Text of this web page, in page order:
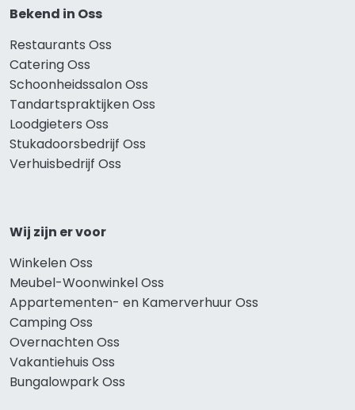
Bekend in Oss
Restaurants Oss
Catering Oss
Schoonheidssalon Oss
Tandartspraktijken Oss
Loodgieters Oss
Stukadoorsbedrijf Oss
Verhuisbedrijf Oss
Wij zijn er voor
Winkelen Oss
Meubel-Woonwinkel Oss
Appartementen- en Kamerverhuur Oss
Camping Oss
Overnachten Oss
Vakantiehuis Oss
Bungalowpark Oss